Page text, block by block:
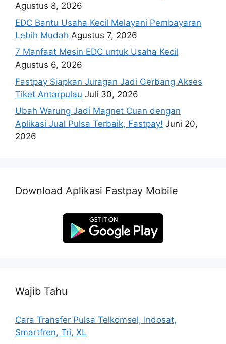
Agustus 8, 2026
EDC Bantu Usaha Kecil Melayani Pembayaran
Lebih Mudah Agustus 7, 2026
7 Manfaat Mesin EDC untuk Usaha Kecil
Agustus 6, 2026
Fastpay Siapkan Juragan Jadi Gerbang Akses
Tiket Antarpulau Juli 30, 2026
Ubah Warung Jadi Magnet Cuan dengan
Aplikasi Jual Pulsa Terbaik, Fastpay! Juni 20,
2026
Download Aplikasi Fastpay Mobile
Wajib Tahu
Cara Transfer Pulsa Telkomsel, Indosat,
Smartfren, Tri, XL